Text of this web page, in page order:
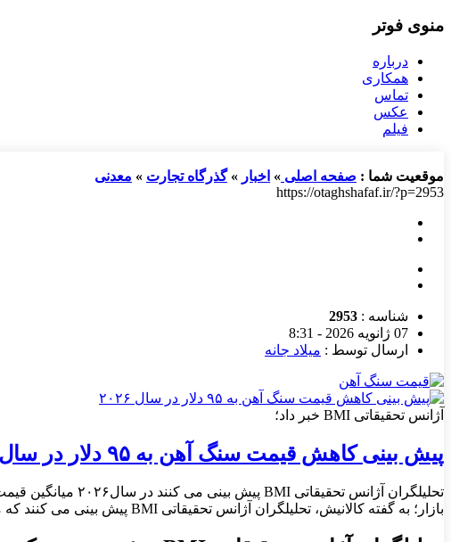
منوی فوتر
درباره
همکاری
تماس
عکس
فیلم
موقعیت شما : صفحه اصلی » اخبار »گذرگاه تجارت » معدنی
https://otaghshafaf.ir/?p=2953
شناسه : 2953
07 ژانویه 2026 - 8:31
ارسال توسط : میلاد جانه
آژانس تحقیقاتی BMI خبر داد؛
پیش بینی کاهش قیمت سنگ آهن به ۹۵ دلار در سال ۲۰۲۶
بازار؛ به گفته کالانیش، تحلیلگران آژانس تحقیقاتی BMI پیش ‌بینی می‌ کنند که میانگین قیمت سنگ آهن در […]